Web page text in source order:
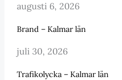
augusti 6, 2026
Brand – Kalmar län
juli 30, 2026
Trafikolycka – Kalmar län